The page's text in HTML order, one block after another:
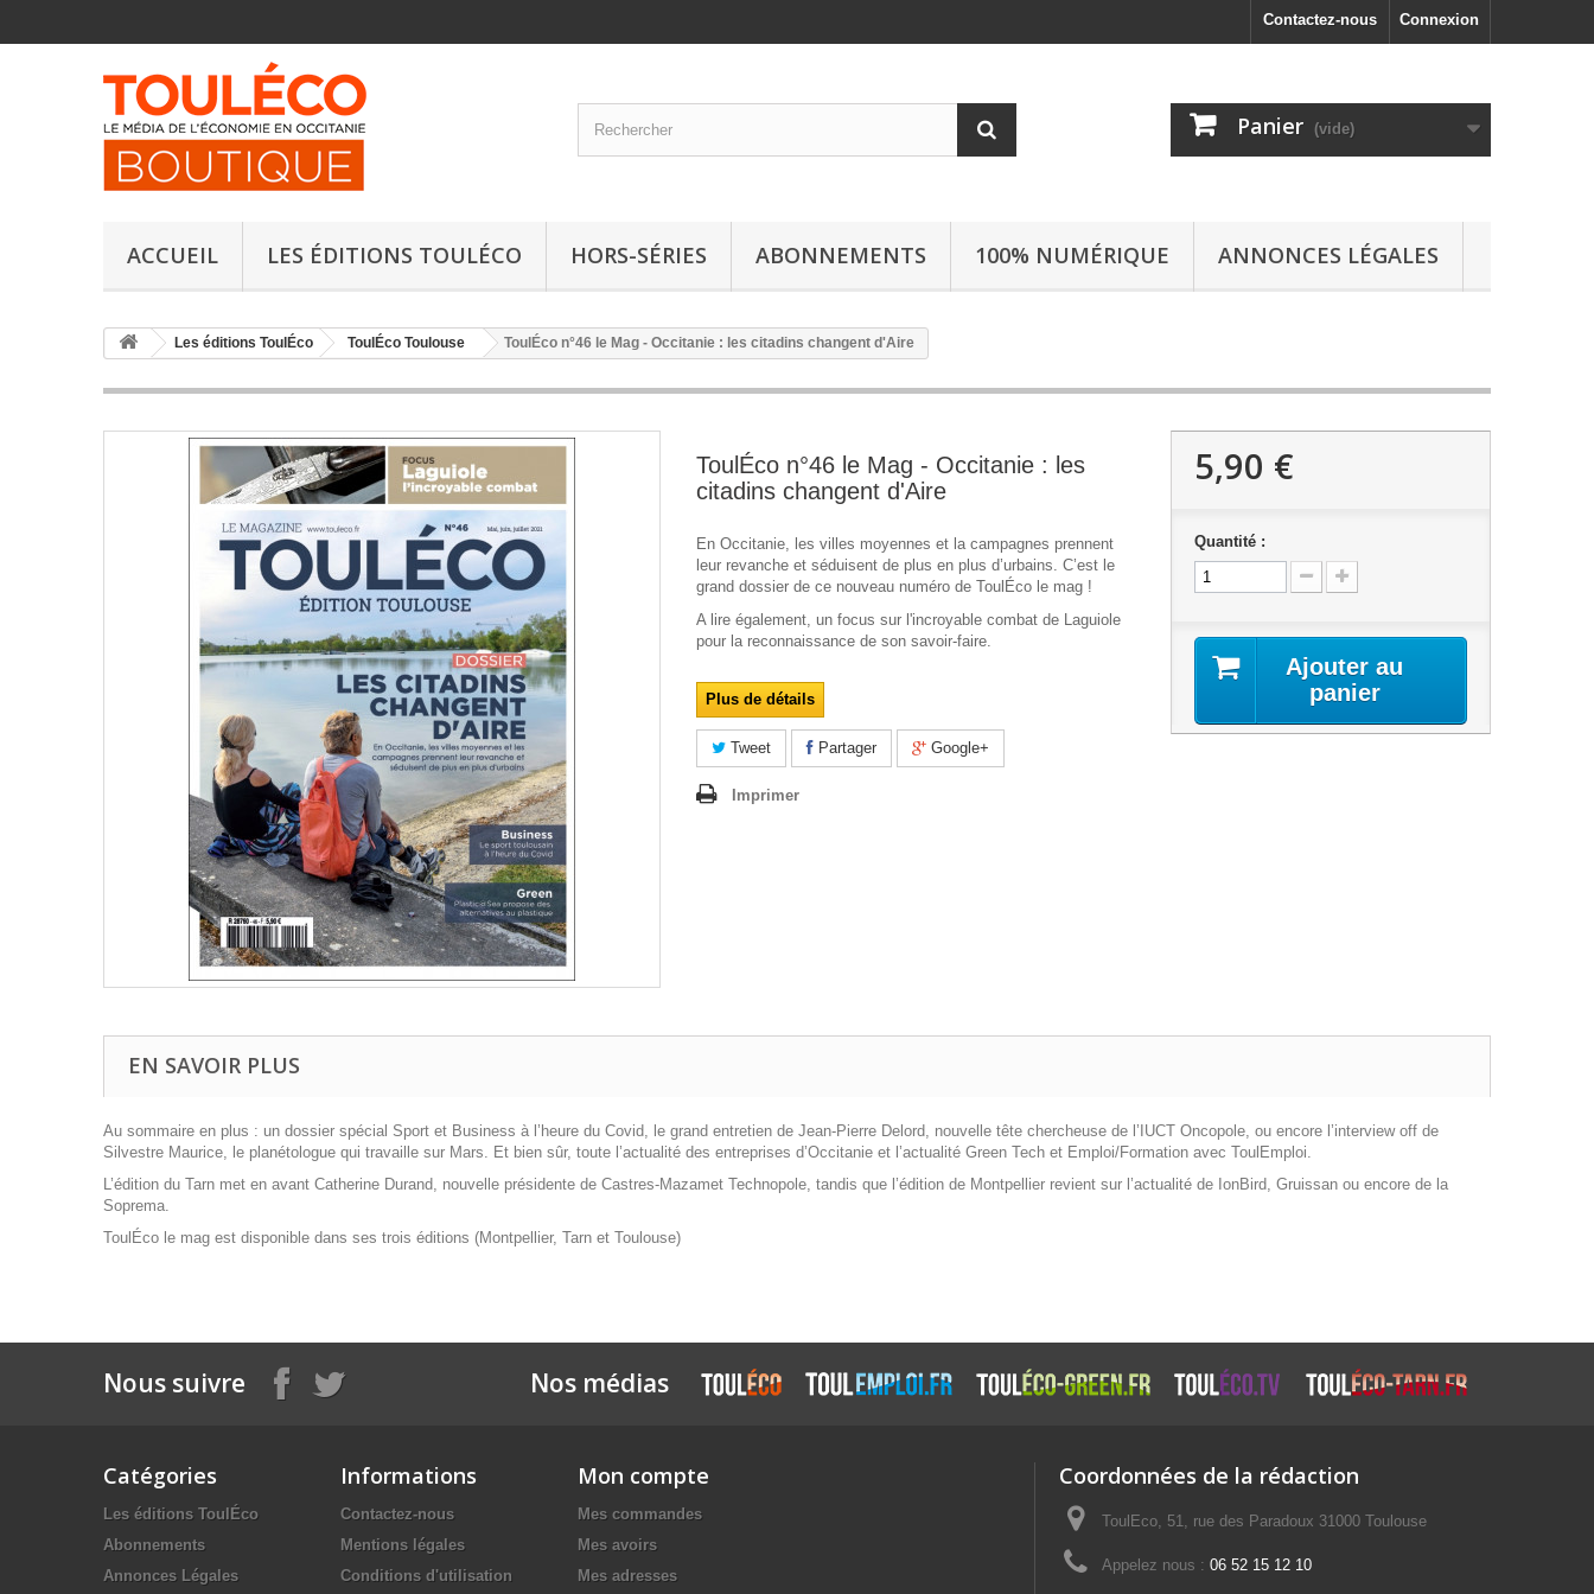
Connexion
Contactez-nous
Panier (vide)
ACCUEIL LES ÉDITIONS TOULÉCO HORS-SÉRIES ABONNEMENTS 100% NUMÉRIQUE ANNONCES LÉGALES
Les éditions ToulÉco ToulÉco Toulouse ToulÉco n°46 le Mag - Occitanie : les citadins changent d'Aire
ToulÉco n°46 le Mag - Occitanie : les
citadins changent d'Aire
En Occitanie, les villes moyennes et la campagnes prennent
leur revanche et séduisent de plus en plus d’urbains. C’est le
grand dossier de ce nouveau numéro de ToulÉco le mag !
A lire également, un focus sur l'incroyable combat de Laguiole
pour la reconnaissance de son savoir-faire.
Plus de détails
Tweet Partager Google+
Imprimer
5,90 €
Quantité :
Ajouter au
panier
EN SAVOIR PLUS
Au sommaire en plus : un dossier spécial Sport et Business à l’heure du Covid, le grand entretien de Jean-Pierre Delord, nouvelle tête chercheuse de l’IUCT Oncopole, ou encore l’interview off de
Silvestre Maurice, le planétologue qui travaille sur Mars. Et bien sûr, toute l’actualité des entreprises d’Occitanie et l’actualité Green Tech et Emploi/Formation avec ToulEmploi.
L’édition du Tarn met en avant Catherine Durand, nouvelle présidente de Castres-Mazamet Technopole, tandis que l’édition de Montpellier revient sur l’actualité de IonBird, Gruissan ou encore de la
Soprema.
ToulÉco le mag est disponible dans ses trois éditions (Montpellier, Tarn et Toulouse)
Nous suivre Nos médias
Catégories
Les éditions ToulÉco
Abonnements
Annonces Légales
Informations
Contactez-nous
Mentions légales
Conditions d'utilisation
Mon compte
Mes commandes
Mes avoirs
Mes adresses
Coordonnées de la rédaction
ToulEco, 51, rue des Paradoux 31000 Toulouse
Appelez nous : 06 52 15 12 10